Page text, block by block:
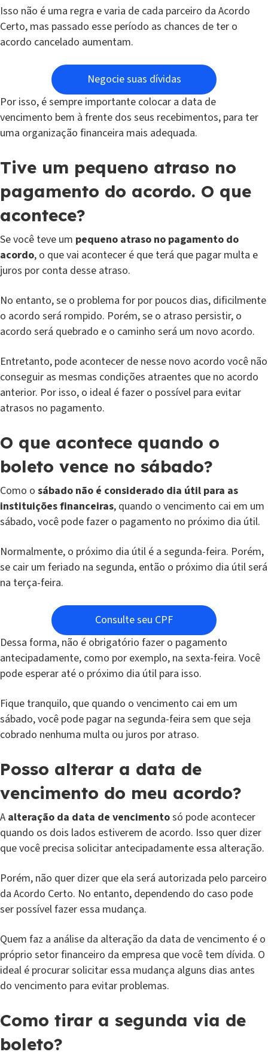
Isso não é uma regra e varia de cada parceiro da Acordo
Certo, mas passado esse período as chances de ter o
acordo cancelado aumentam.
Negocie suas dívidas
Por isso, é sempre importante colocar a data de
vencimento bem à frente dos seus recebimentos, para ter
uma organização financeira mais adequada.
Tive um pequeno atraso no
pagamento do acordo. O que
acontece?
Se você teve um pequeno atraso no pagamento do
acordo, o que vai acontecer é que terá que pagar multa e
juros por conta desse atraso.
No entanto, se o problema for por poucos dias, dificilmente
o acordo será rompido. Porém, se o atraso persistir, o
acordo será quebrado e o caminho será um novo acordo.
Entretanto, pode acontecer de nesse novo acordo você não
conseguir as mesmas condições atraentes que no acordo
anterior. Por isso, o ideal é fazer o possível para evitar
atrasos no pagamento.
O que acontece quando o
boleto vence no sábado?
Como o sábado não é considerado dia útil para as
instituições financeiras, quando o vencimento cai em um
sábado, você pode fazer o pagamento no próximo dia útil.
Normalmente, o próximo dia útil é a segunda-feira. Porém,
se cair um feriado na segunda, então o próximo dia útil será
na terça-feira.
Consulte seu CPF
Dessa forma, não é obrigatório fazer o pagamento
antecipadamente, como por exemplo, na sexta-feira. Você
pode esperar até o próximo dia útil para isso.
Fique tranquilo, que quando o vencimento cai em um
sábado, você pode pagar na segunda-feira sem que seja
cobrado nenhuma multa ou juros por atraso.
Posso alterar a data de
vencimento do meu acordo?
A alteração da data de vencimentosó pode acontecer
quando os dois lados estiverem de acordo. Isso quer dizer
que você precisa solicitar antecipadamente essa alteração.
Porém, não quer dizer que ela será autorizada pelo parceiro
da Acordo Certo. No entanto, dependendo do caso pode
ser possível fazer essa mudança.
Quem faz a análise da alteração da data de vencimento é o
próprio setor financeiro da empresa que você tem dívida. O
ideal é procurar solicitar essa mudança alguns dias antes
do vencimento para evitar problemas.
Como tirar a segunda via de
boleto?